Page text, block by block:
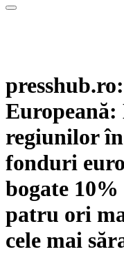
regiunilor în
fonduri
bogate
patru ori
cele mai